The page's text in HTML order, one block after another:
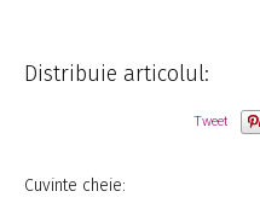
Distribuie articolul:
Tweet
Cuvinte cheie: